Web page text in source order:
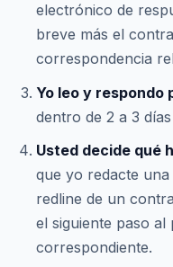
electrónico de
breve más el
correspondencia
Yo leo y respondo
dentro de 2 a 3
Usted decide qué
que yo redacte
redline de un
el siguiente paso
correspondiente.